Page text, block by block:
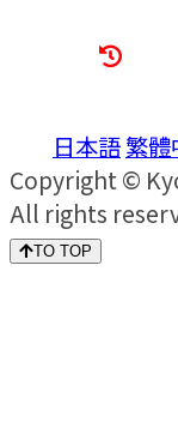
日本語繁
Copyright ©
All rights
TO TOP